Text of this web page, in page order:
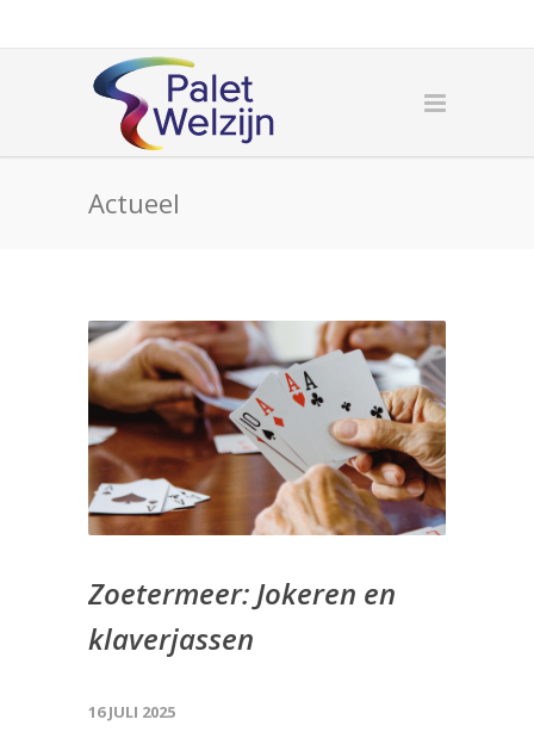
Actueel
Zoetermeer: Jokeren en
klaverjassen
16 JULI 2025